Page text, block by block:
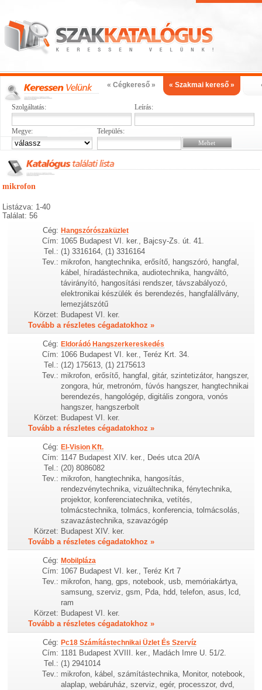
« Cégkereső » « Szakmai kereső »
Szolgáltatás: Leírás:
Megye: Település:
mikrofon
Listázva: 1-40
Találat: 56
Cég: Hangszórószaküzlet
Cím: 1065 Budapest VI. ker., Bajcsy-Zs. út. 41.
Tel.: (1) 3316164, (1) 3316164
Tev.: mikrofon, hangtechnika, erősítő, hangszóró, hangfal,
kábel, híradástechnika, audiotechnika, hangváltó,
távirányító, hangosítási rendszer, távszabályozó,
elektronikai készülék és berendezés, hangfalállvány,
lemezjátszótű
Körzet: Budapest VI. ker.
Tovább a részletes cégadatokhoz »
Cég: Eldorádó Hangszerkereskedés
Cím: 1066 Budapest VI. ker., Teréz Krt. 34.
Tel.: (12) 175613, (1) 2175613
Tev.: mikrofon, erősítő, hangfal, gitár, szintetizátor, hangszer,
zongora, húr, metronóm, fúvós hangszer, hangtechnikai
berendezés, hangológép, digitális zongora, vonós
hangszer, hangszerbolt
Körzet: Budapest VI. ker.
Tovább a részletes cégadatokhoz »
Cég: El-Vision Kft.
Cím: 1147 Budapest XIV. ker., Deés utca 20/A
Tel.: (20) 8086082
Tev.: mikrofon, hangtechnika, hangosítás,
rendezvénytechnika, vizuáltechnika, fénytechnika,
projektor, konferenciatechnika, vetítés,
tolmácstechnika, tolmács, konferencia, tolmácsolás,
szavazástechnika, szavazógép
Körzet: Budapest XIV. ker.
Tovább a részletes cégadatokhoz »
Cég: Mobilpláza
Cím: 1067 Budapest VI. ker., Teréz Krt 7
Tev.: mikrofon, hang, gps, notebook, usb, memóriakártya,
samsung, szerviz, gsm, Pda, hdd, telefon, asus, lcd,
ram
Körzet: Budapest VI. ker.
Tovább a részletes cégadatokhoz »
Cég: Pc18 Számítástechnikai Üzlet És Szervíz
Cím: 1181 Budapest XVIII. ker., Madách Imre U. 51/2.
Tel.: (1) 2941014
Tev.: mikrofon, kábel, számítástechnika, Monitor, notebook,
alaplap, webáruház, szerviz, egér, processzor, dvd,